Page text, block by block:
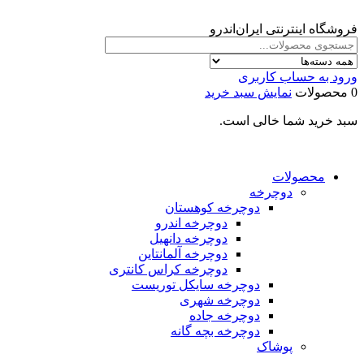
فروشگاه اینترنتی ایران‌اندرو
ورود به حساب کاربری
0 محصولات
نمایش سبد خرید
سبد خرید شما خالی است.
محصولات
دوچرخه
دوچرخه کوهستان
دوچرخه اندرو
دوچرخه دانهیل
دوچرخه آلمانتاین
دوچرخه کراس کانتری
دوچرخه سایکل توریست
دوچرخه شهری
دوچرخه جاده
دوچرخه بچه گانه
پوشاک